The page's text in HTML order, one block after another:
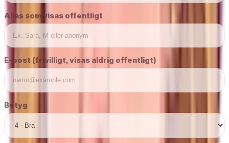
Alias som visas offentligt
E-post (frivilligt, visas aldrig offentligt)
Betyg